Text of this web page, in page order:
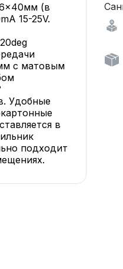
(в
15-25V.
с матовым
Удобные
в
подходит